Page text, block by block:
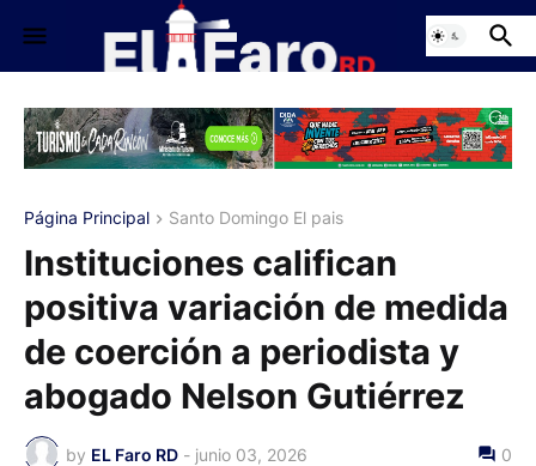
Página Principal Santo Domingo El pais
Instituciones califican
positiva variación de medida
de coerción a periodista y
abogado Nelson Gutiérrez
by EL Faro RD - junio 03, 2026 0